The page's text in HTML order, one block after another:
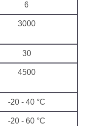
6
3000
30
4500
-20 - 40 °C
-20 - 60 °C